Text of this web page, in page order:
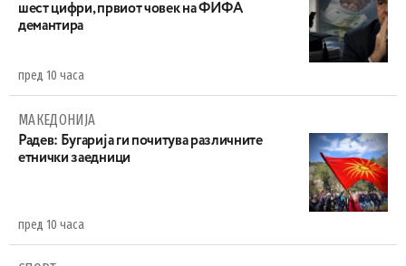
шест цифри, првиот човек на ФИФА
демантира
пред 10 часа
МАКЕДОНИЈА
Радев: Бугарија ги почитува различните
етнички заедници
пред 10 часа